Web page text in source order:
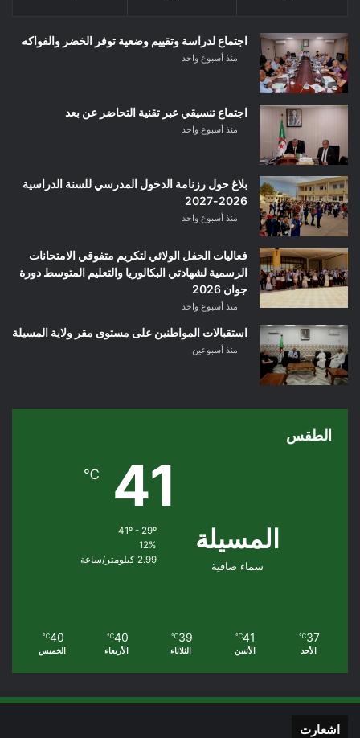
اجتماع لدراسة وتقييم وضعية توفر الخضر والفواكه
منذ أسبوع واحد
اجتماع تنسيقي عبر تقنية التحاضر عن بعد
منذ أسبوع واحد
بلاغ حول رزنامة الدخول المدرسي للسنة الدراسية
2026-2027
منذ أسبوع واحد
فعاليات الحفل الولائي لتكريم متفوقي الامتحانات
الرسمية لشهادتي البكالوريا والتعليم المتوسط دورة
جوان 2026
منذ أسبوع واحد
استقبالات المواطنين على مستوى مقر ولاية المسيلة
منذ أسبوعين
الطقس
المسيلة
سماء صافية
41
℃
12%
2.99 كيلومتر/ساعة
37
℃
الأحد
41
℃
الأثنين
39
℃
الثلاثاء
40
℃
الأربعاء
40
℃
الخميس
اشعارت